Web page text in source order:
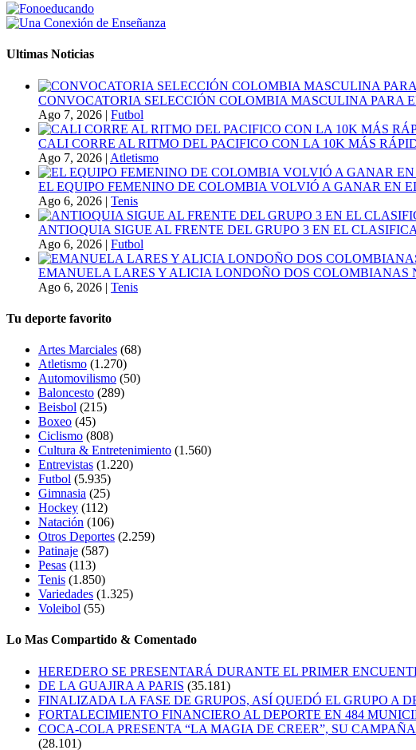
Ultimas Noticias
CONVOCATORIA SELECCIÓN COLOMBIA MASCULINA PARA
Ago 7, 2026 | Futbol
CALI CORRE AL RITMO DEL PACIFICO CON LA 10K MÁS
Ago 7, 2026 | Atletismo
EL EQUIPO FEMENINO DE COLOMBIA VOLVIÓ A GANAR EN
Ago 6, 2026 | Tenis
ANTIOQUIA SIGUE AL FRENTE DEL GRUPO 3 EN EL
Ago 6, 2026 | Futbol
EMANUELA LARES Y ALICIA LONDOÑO DOS COLOMBIANAS
Ago 6, 2026 | Tenis
Tu deporte favorito
Artes Marciales (68)
Atletismo (1.270)
Automovilismo (50)
Baloncesto (289)
Beisbol (215)
Boxeo (45)
Ciclismo (808)
Cultura & Entretenimiento (1.560)
Entrevistas (1.220)
Futbol (5.935)
Gimnasia (25)
Hockey (112)
Natación (106)
Otros Deportes (2.259)
Patinaje (587)
Pesas (113)
Tenis (1.850)
Variedades (1.325)
Voleibol (55)
Lo Mas Compartido & Comentado
HEREDERO SE PRESENTARÁ DURANTE EL PRIMER
DE LA GUAJIRA A PARIS (35.181)
FINALIZADA LA FASE DE GRUPOS, ASÍ QUEDÓ EL GRUPO A
FORTALECIMIENTO FINANCIERO AL DEPORTE EN 484
COCA-COLA PRESENTA “LA MAGIA DE CREER”, SU
(28.101)